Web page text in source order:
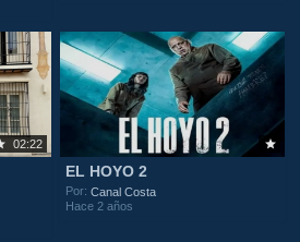
02:22
EL HOYO 2
Por:Canal Costa
Hace 2 años